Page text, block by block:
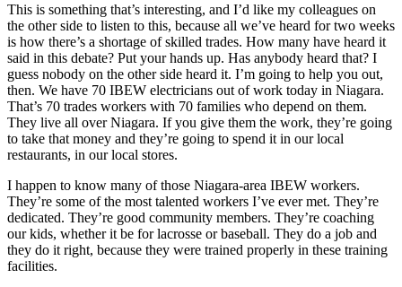
This is something that’s interesting, and I’d like my colleagues on
the other side to listen to this, because all we’ve heard for two weeks
is how there’s a shortage of skilled trades. How many have heard it
said in this debate? Put your hands up. Has anybody heard that? I
guess nobody on the other side heard it. I’m going to help you out,
then. We have 70 IBEW electricians out of work today in Niagara.
That’s 70 trades workers with 70 families who depend on them.
They live all over Niagara. If you give them the work, they’re going
to take that money and they’re going to spend it in our local
restaurants, in our local stores.
I happen to know many of those Niagara-area IBEW workers.
They’re some of the most talented workers I’ve ever met. They’re
dedicated. They’re good community members. They’re coaching
our kids, whether it be for lacrosse or baseball. They do a job and
they do it right, because they were trained properly in these training
facilities.